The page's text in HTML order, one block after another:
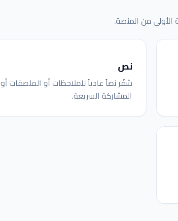
نص
شفّر نصاً عادياً للملاحظات أو الملصقات أو
المشاركة السريعة.